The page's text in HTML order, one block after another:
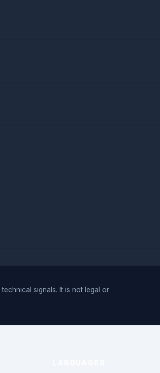
signals. It is not legal or